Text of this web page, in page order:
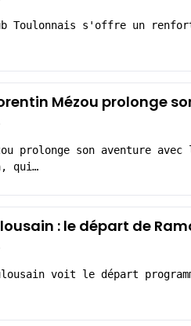
Toulonnais s'offre un
Mézou prolonge
prolonge son aventure
qui…
: le départ de
voit le départ